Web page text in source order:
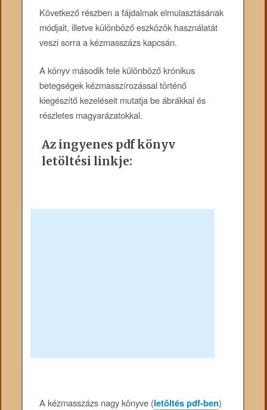
Következő részben a fájdalmak elmulasztásának
módjait, illetve különböző eszközök használatát
veszi sorra a kézmasszázs kapcsán.
A könyv második fele különböző krónikus
betegségek kézmasszírozással történő
kiegészítő kezeléseit mutatja be ábrákkal és
részletes magyarázatokkal.
Az ingyenes pdf könyv
letöltési linkje:
A kézmasszázs nagy könyve (letöltés pdf-ben)